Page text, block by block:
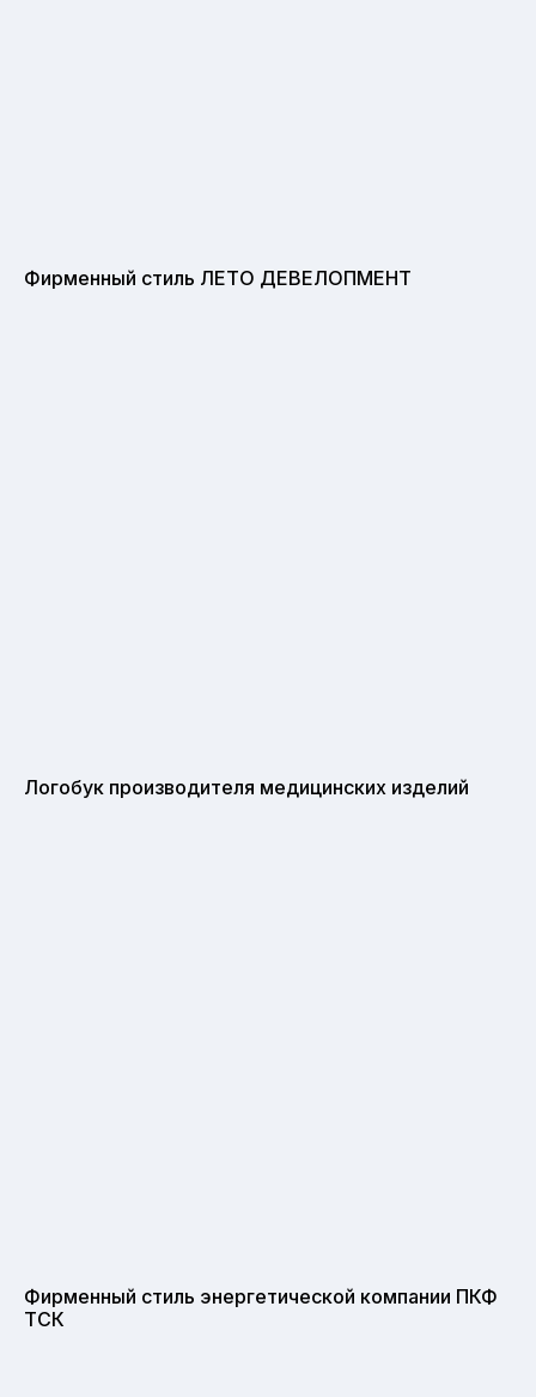
Фирменный стиль ЛЕТО ДЕВЕЛОПМЕНТ
Логобук производителя медицинских изделий
Фирменный стиль энергетической компании ПКФ
ТСК